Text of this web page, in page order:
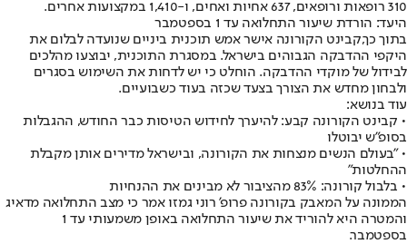
310 רופאות ורופאים, 637 אחיות ואחים, ו-1,410 במקצועות אחרים.
היעד: הורדת שיעור התחלואה עד 1 בספטמבר
בתוך כך,קבינט הקורונה אישר אמש תוכנית ביניים שנועדה לבלום את
היקפי ההדבקה הגבוהים בישראל. במסגרת התוכנית, יבוצעו מהלכים
לבידול של מוקדי ההדבקה. הוחלט כי יש לדחות את השימוש בסגרים
ולבחון מחדש את הצורך בצעד שכזה בעוד כשבועיים.
עוד בנושא:
• קבינט הקורונה קבע: להיערך לחידוש הטיסות כבר החודש, ההגבלות
בסופ"ש יבוטלו
• "בעולם הנשים מנצחות את הקורונה, ובישראל מדירים אותן מקבלת
ההחלטות"
• בלבול קורונה: 83% מהציבור לא מבינים את ההנחיות
הממונה על המאבק בקורונה פרופ' רוני גמזו אמר כי מצב התחלואה מדאיג
והמטרה היא להוריד את שיעור התחלואה באופן משמעותי עד 1
בספטמבר.